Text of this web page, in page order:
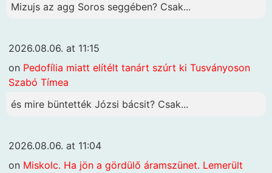
Mizujs az agg Soros seggében? Csak...
2026.08.06. at 11:15
on Pedofília miatt elítélt tanárt szúrt ki Tusványoson
Szabó Tímea
és mire büntették Józsi bácsit? Csak...
2026.08.06. at 11:04
on Miskolc. Ha jön a gördülő áramszünet. Lemerült